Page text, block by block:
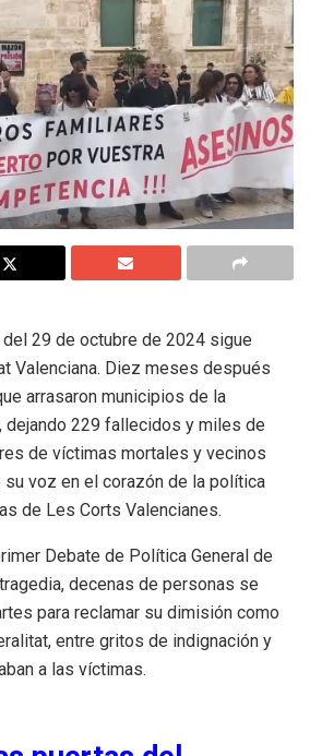
del 29 de octubre de 2024 sigue
Valenciana. Diez meses después
arrasaron municipios de la
dejando 229 fallecidos y miles de
de víctimas mortales y vecinos
voz en el corazón de la política
de Les Corts Valencianes.
Debate de Política General de
decenas de personas se
para reclamar su dimisión como
entre gritos de indignación y
a las víctimas.